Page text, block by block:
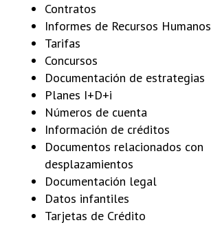
Contratos
Informes de Recursos Humanos
Tarifas
Concursos
Documentación de estrategias
Planes I+D+i
Números de cuenta
Información de créditos
Documentos relacionados con
desplazamientos
Documentación legal
Datos infantiles
Tarjetas de Crédito